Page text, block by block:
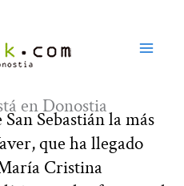
en Donostia
Sebastián la más
que ha llegado
Cristina